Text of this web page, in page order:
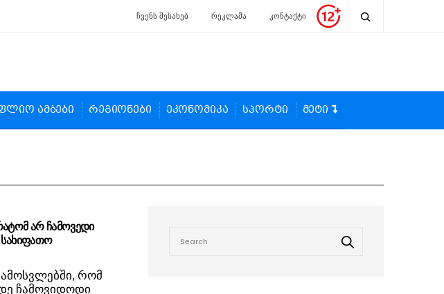
ჩვენს შესახებ რეკლამა კონტაქტი
ამბები რეგიონები ეკონომიკა სპორტი მეტი
არ ჩამოვედი
რომ
ჩამოვიდოდი